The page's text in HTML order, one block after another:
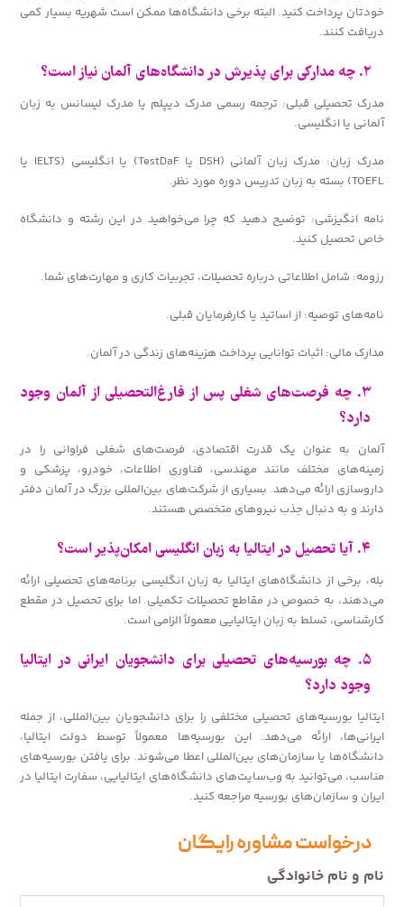
خودتان پرداخت کنید. البته برخی دانشگاه‌ها ممکن است شهریه بسیار کمی
دریافت کنند.
۲. چه مدارکی برای پذیرش در دانشگاه‌های آلمان نیاز است؟
مدرک تحصیلی قبلی: ترجمه رسمی مدرک دیپلم یا مدرک لیسانس به زبان
آلمانی یا انگلیسی.
مدرک زبان: مدرک زبان آلمانی (DSH یا TestDaF) یا انگلیسی (IELTS یا
TOEFL) بسته به زبان تدریس دوره مورد نظر.
نامه انگیزشی: توضیح دهید که چرا می‌خواهید در این رشته و دانشگاه
خاص تحصیل کنید.
رزومه: شامل اطلاعاتی درباره تحصیلات، تجربیات کاری و مهارت‌های شما.
نامه‌های توصیه: از اساتید یا کارفرمایان قبلی.
مدارک مالی: اثبات توانایی پرداخت هزینه‌های زندگی در آلمان.
۳. چه فرصت‌های شغلی پس از فارغ‌التحصیلی از آلمان وجود
دارد؟
آلمان به عنوان یک قدرت اقتصادی، فرصت‌های شغلی فراوانی را در
زمینه‌های مختلف مانند مهندسی، فناوری اطلاعات، خودرو، پزشکی و
داروسازی ارائه می‌دهد. بسیاری از شرکت‌های بین‌المللی بزرگ در آلمان دفتر
دارند و به دنبال جذب نیروهای متخصص هستند.
۴. آیا تحصیل در ایتالیا به زبان انگلیسی امکان‌پذیر است؟
بله، برخی از دانشگاه‌های ایتالیا به زبان انگلیسی برنامه‌های تحصیلی ارائه
می‌دهند، به خصوص در مقاطع تحصیلات تکمیلی. اما برای تحصیل در مقطع
کارشناسی، تسلط به زبان ایتالیایی معمولاً الزامی است.
۵. چه بورسیه‌های تحصیلی برای دانشجویان ایرانی در ایتالیا
وجود دارد؟
ایتالیا بورسیه‌های تحصیلی مختلفی را برای دانشجویان بین‌المللی، از جمله
ایرانی‌ها، ارائه می‌دهد. این بورسیه‌ها معمولاً توسط دولت ایتالیا،
دانشگاه‌ها یا سازمان‌های بین‌المللی اعطا می‌شوند. برای یافتن بورسیه‌های
مناسب، می‌توانید به وب‌سایت‌های دانشگاه‌های ایتالیایی، سفارت ایتالیا در
ایران و سازمان‌های بورسیه مراجعه کنید.
درخواست مشاوره رایگان
نام و نام خانوادگی